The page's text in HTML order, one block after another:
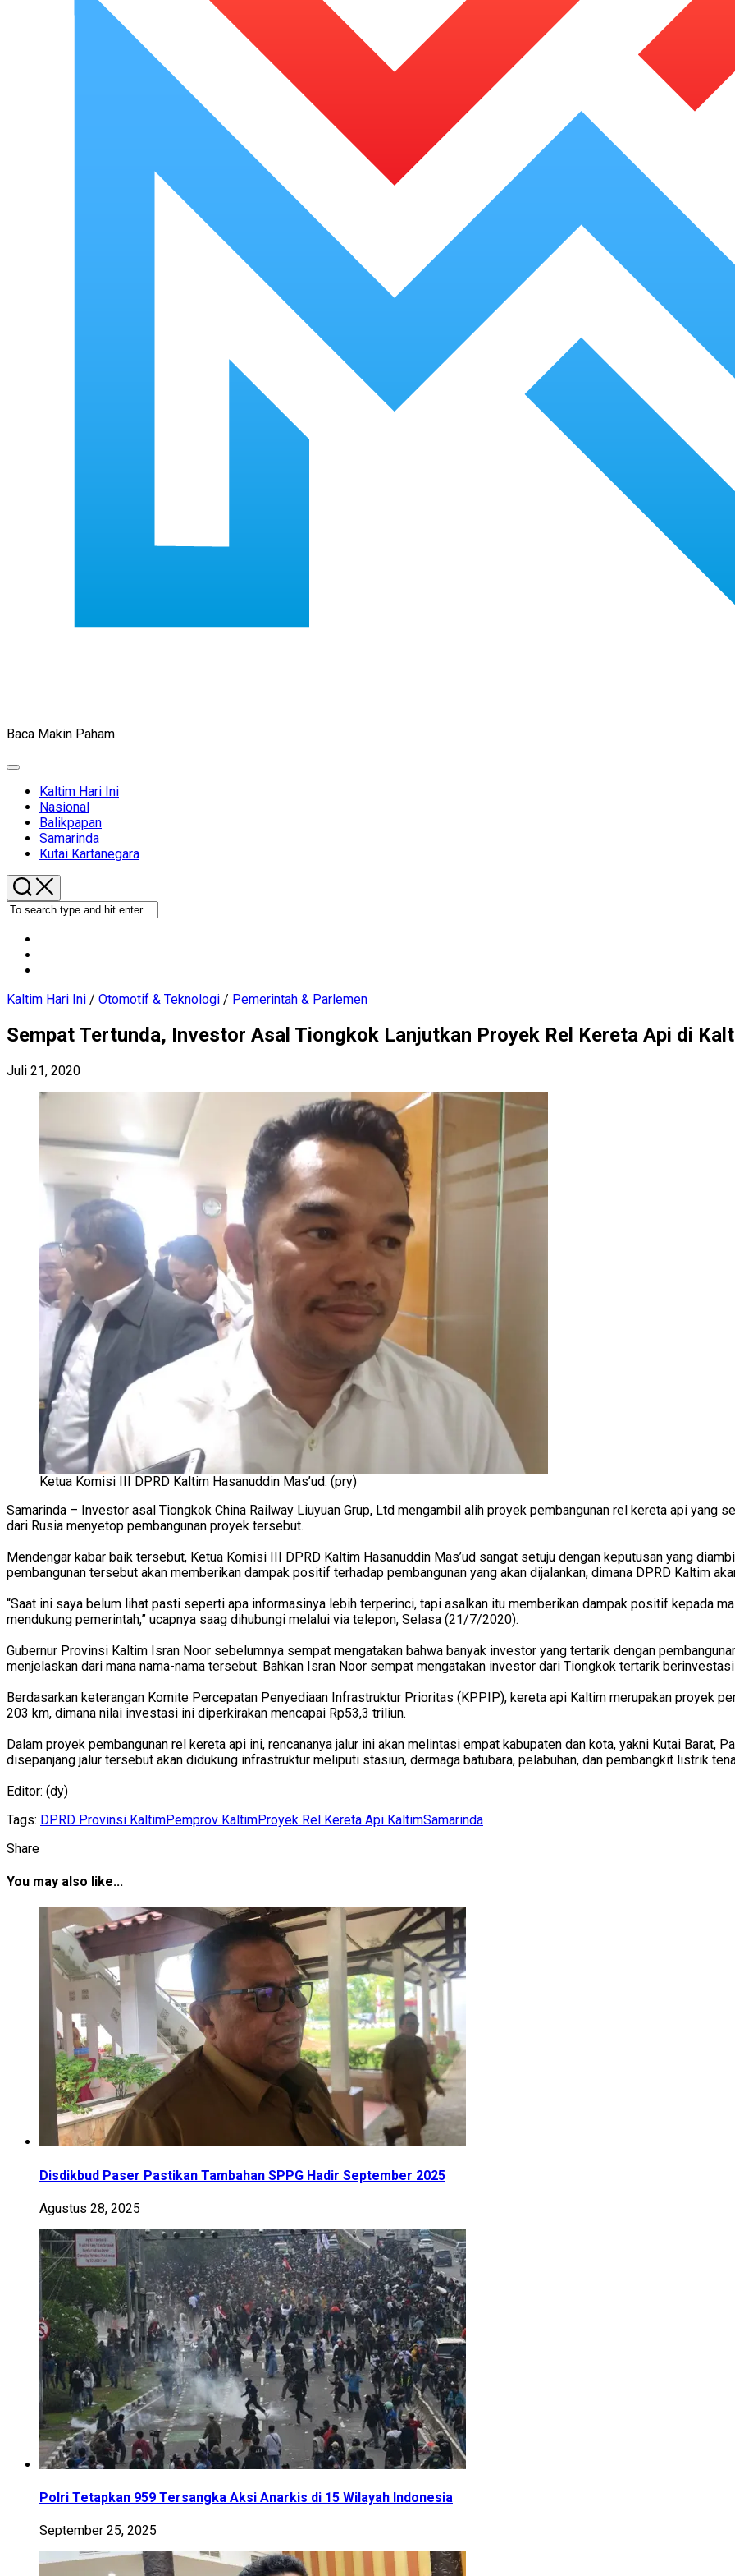
Baca Makin Paham
Expand
Current
Page
Parent
Kaltim Hari Ini
Nasional
Balikpapan
Samarinda
Kutai Kartanegara
Kaltim Hari Ini / Otomotif & Teknologi / Pemerintah & Parlemen
Sempat Tertunda, Investor Asal Tiongkok Lanjutkan Proyek Rel Kereta Api di
Juli 21, 2020
Ketua Komisi III DPRD Kaltim Hasanuddin Mas’ud. (pry)
Samarinda – Investor asal Tiongkok China Railway Liuyuan Grup, Ltd mengambil alih proyek pembangunan rel kereta api yang
dari Rusia menyetop pembangunan proyek tersebut.
Mendengar kabar baik tersebut, Ketua Komisi III DPRD Kaltim Hasanuddin Mas’ud sangat setuju dengan keputusan yang
pembangunan tersebut akan memberikan dampak positif terhadap pembangunan yang akan dijalankan, dimana DPRD Kaltim
“Saat ini saya belum lihat pasti seperti apa informasinya lebih terperinci, tapi asalkan itu memberikan dampak positif kepada
mendukung pemerintah,” ucapnya saag dihubungi melalui via telepon, Selasa (21/7/2020).
Gubernur Provinsi Kaltim Isran Noor sebelumnya sempat mengatakan bahwa banyak investor yang tertarik dengan
menjelaskan dari mana nama-nama tersebut. Bahkan Isran Noor sempat mengatakan investor dari Tiongkok tertarik
Berdasarkan keterangan Komite Percepatan Penyediaan Infrastruktur Prioritas (KPPIP), kereta api Kaltim merupakan proyek
203 km, dimana nilai investasi ini diperkirakan mencapai Rp53,3 triliun.
Dalam proyek pembangunan rel kereta api ini, rencananya jalur ini akan melintasi empat kabupaten dan kota, yakni Kutai Barat,
disepanjang jalur tersebut akan didukung infrastruktur meliputi stasiun, dermaga batubara, pelabuhan, dan pembangkit listrik
Editor: (dy)
Tags: DPRD Provinsi KaltimPemprov KaltimProyek Rel Kereta Api KaltimSamarinda
Share
You may also like...
Disdikbud Paser Pastikan Tambahan SPPG Hadir September 2025
Agustus 28, 2025
Polri Tetapkan 959 Tersangka Aksi Anarkis di 15 Wilayah Indonesia
September 25, 2025